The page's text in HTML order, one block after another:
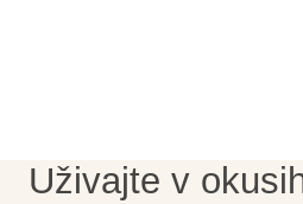
Uživajte v